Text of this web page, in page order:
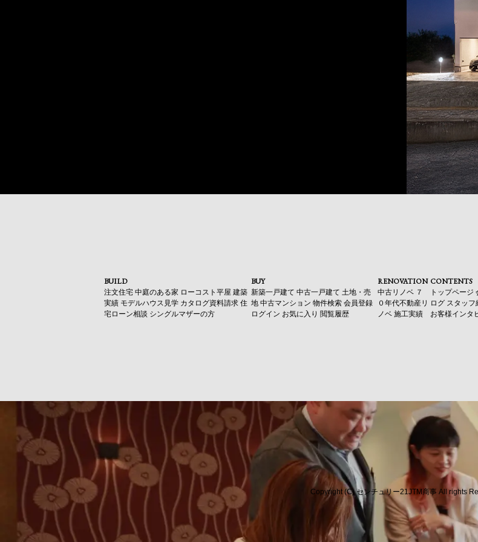
BUILD
注文住宅 中庭のある家 ローコスト平屋 建築
実績 モデルハウス見学 カタログ資料請求 住
宅ローン相談 シングルマザーの方
BUY
新築一戸建て 中古一戸建て 土地・売
地 中古マンション 物件検索 会員登録
ログイン お気に入り 閲覧履歴
RENOVATION
中古リノベ ７
０年代不動産リ
ノベ 施工実績
CONTENTS
トップページ
ログ スタッフ
お客様インタ
Copyright (C) センチュリー21JTM商事 All rights